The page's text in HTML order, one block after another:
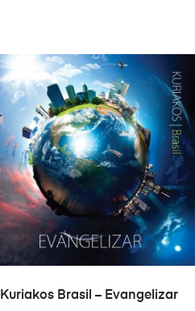
PRIDAŤ DO KOŠÍKA
Kuriakos Brasil – Evangelizar